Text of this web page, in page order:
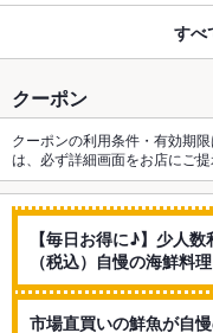
すべ
クーポン
クーポンの利用条件・有効期
は、必ず詳細画面をお店にご提
【毎日お得に♪】少人
（税込）自慢の海鮮料
市場直買いの鮮魚が自